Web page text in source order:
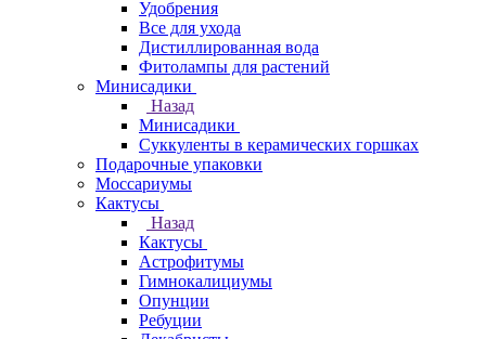
Удобрения
Все для ухода
Дистиллированная вода
Фитолампы для растений
Минисадики
Назад
Минисадики
Суккуленты в керамических горшках
Подарочные упаковки
Моссариумы
Кактусы
Назад
Кактусы
Астрофитумы
Гимнокалициумы
Опунции
Ребуции